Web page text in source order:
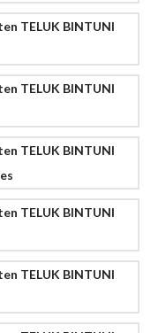
TELUK BINTUNI
TELUK BINTUNI
TELUK BINTUNI
TELUK BINTUNI
TELUK BINTUNI